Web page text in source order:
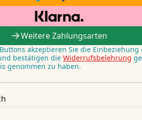
Weitere Zahlungsarten
akzeptieren Sie die Einbeziehung
bestätigen die Widerrufsbelehrung
genommen zu haben.